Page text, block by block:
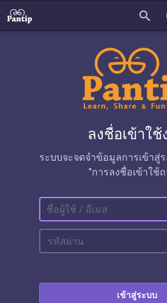
search
ลงชื่อเข้าใช้
ระบบจะจดจำข้อมูลการเข้า
"การลงชื่อเข้าใช้ถ
เข้าสู่ระบบ